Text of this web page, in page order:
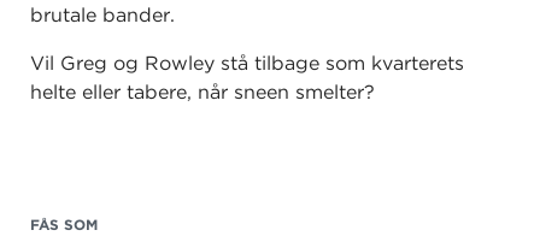
brutale bander.
Vil Greg og Rowley stå tilbage som kvarterets
helte eller tabere, når sneen smelter?
FÅS SOM